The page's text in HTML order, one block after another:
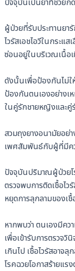
ปัจจุบันเป็นยาที่ช่วยก
ผู้ป่วยที่รับประทานยา
ไวรัสเอชไอวีในกระแ
ซ่อนอยู่ในบริเวณเนื้อ
ดังนั้นเพื่อป้องกันไม่ใ
ป้องกันตนเองอย่างเ
ในคู่รักชายหญิงและคู่
สวมถุงยางอนามัยอย่
เพศสัมพันธ์กับผู้ที่มีคว
ปัจจุบันปริมาณผู้ป่วยโ
ตรวจพบการติดเชื้อไว
หยุดการลุกลามของเชื้
หากพบว่า ตนเองมีคว
เพื่อเข้ารับการตรวจวิ
เกินไป เชื้อไวรัสอาจ
โรคฉวยโอกาสร้ายแร